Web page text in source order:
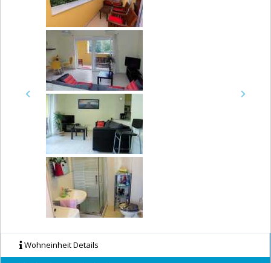
Previous Next
Wohneinheit Details